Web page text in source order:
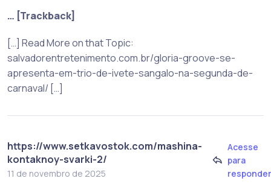
… [Trackback]
[…] Read More on that Topic:
salvadorentretenimento.com.br/gloria-groove-se-
apresenta-em-trio-de-ivete-sangalo-na-segunda-de-
carnaval/ […]
https://www.setkavostok.com/mashina-
kontaknoy-svarki-2/
11 de novembro de 2025
Acesse
para
responder